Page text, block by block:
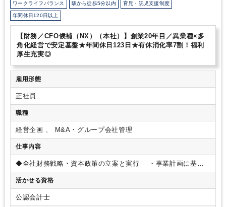
ワークライフバランス 駅から徒歩5分以内 育児・託児支援制度
年間休日120日以上
【財務／CFO候補（NX）（本社）】創業20年目／異業種×多
角化経営で安定基盤★年間休日123日★有休消化率7割！福利
厚生充実◎
雇用形態
正社員
職種
経営企画 、 M&A・グループ会社管理
仕事内容
◆全社財務戦略・資本政策の立案と実行 ・事業計画に基づ
く最適な資金調達戦略（デット/エクイティ）の策定と実行
・将来のIPOを見据えた資本政策、株主構成の検討
達・金融機関/投資家対応
機関・投資家との折衝、リレーション構築
活かせる資格
公認会計士